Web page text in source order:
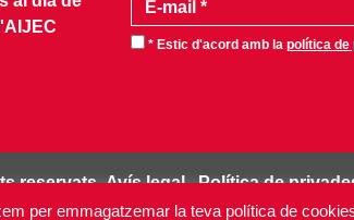
* Estic d'acord amb la política de
reservats. Avís legal Política de
per emmagatzemar la teva política de